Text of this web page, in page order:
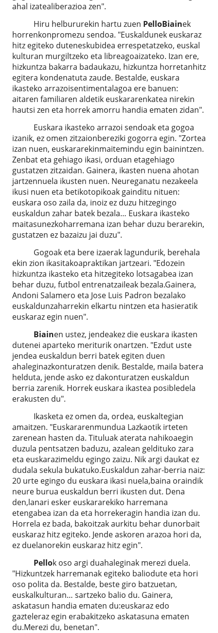
ahal izatealiberazioa zen".
Hiru helbururekin hartu zuen PelloBiainek
horrenkonpromezu sendoa. "Euskaldunek euskaraz
hitz egiteko duteneskubidea errespetatzeko, euskal
kulturan murgiltzeko eta libreagoaizateko. Izan ere,
hizkuntza bakarra badaukazu, hizkuntza horretanhitz
egitera kondenatuta zaude. Bestalde, euskara
ikasteko arrazoisentimentalagoa ere banuen:
aitaren familiaren aldetik euskararenkatea nirekin
hautsi zen eta horrek amorru handia ematen zidan".
Euskara ikasteko arrazoi sendoak eta gogoa
izanik, ez omen zitzaionbereziki gogorra egin. "Zortea
izan nuen, euskararekinmaitemindu egin bainintzen.
Zenbat eta gehiago ikasi, orduan etagehiago
gustatzen zitzaidan. Gainera, ikasten nuena ahotan
jartzennuela ikusten nuen. Neureganatu nezakeela
ikusi nuen eta betikotopikoak gainditu nituen:
euskara oso zaila da, inoiz ez duzu hitzegingo
euskaldun zahar batek bezala… Euskara ikasteko
maitasunezkoharremana izan behar duzu berarekin,
gustatzen ez bazaizu jai duzu".
Gogoak eta bere izaerak lagundurik, berehala
ekin zion ikasitakoapraktikan jartzeari. "Edozein
hizkuntza ikasteko eta hitzegiteko lotsagabea izan
behar duzu, futbol entrenatzaileak bezala.Gainera,
Andoni Salamero eta Jose Luis Padron bezalako
euskaldunzaharrekin elkartu nintzen eta hasieratik
euskaraz egin nuen".
Biainen ustez, jendeakez die euskara ikasten
dutenei aparteko meriturik onartzen. "Ezdut uste
jendea euskaldun berri batek egiten duen
ahaleginazkonturatzen denik. Bestalde, maila batera
helduta, jende asko ez dakonturatzen euskaldun
berria zarenik. Horrek euskara ikastea posibledela
erakusten du".
Ikasketa ez omen da, ordea, euskaltegian
amaitzen. "Euskararenmundua Lazkaotik irteten
zarenean hasten da. Tituluak aterata nahikoaegin
duzula pentsatzen baduzu, azalean geldituko zara
eta euskarazimeldu egingo zaizu. Nik argi daukat ez
dudala sekula bukatuko.Euskaldun zahar-berria naiz:
20 urte egingo du euskara ikasi nuela,baina oraindik
neure burua euskaldun berri ikusten dut. Dena
den,lanari esker euskararekiko harremana
etengabea izan da eta horrekeragin handia izan du.
Horrela ez bada, bakoitzak aurkitu behar dunorbait
euskaraz hitz egiteko. Jende askoren arazoa hori da,
ez duelanorekin euskaraz hitz egin".
Pellok oso argi duahaleginak merezi duela.
"Hizkuntzek harremanak egiteko baliodute eta hori
oso polita da. Bestalde, beste giro batzuetan,
euskalkulturan… sartzeko balio du. Gainera,
askatasun handia ematen du:euskaraz edo
gazteleraz egin erabakitzeko askatasuna ematen
du.Merezi du, benetan".